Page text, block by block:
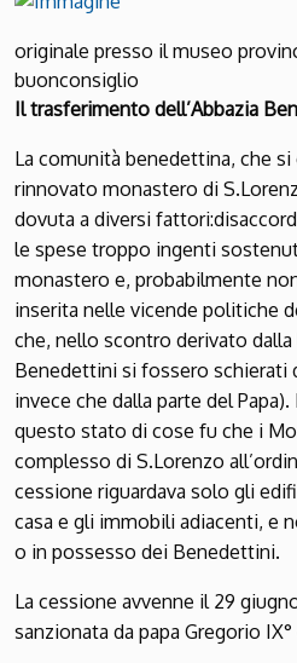
originale presso il museo
buonconsiglio
Il trasferimento dell’Abbazia
La comunità benedettina, che
rinnovato monastero di
dovuta a diversi
le spese troppo ingenti
monastero e, probabilmente
inserita nelle vicende politiche
che, nello scontro derivato
Benedettini si fossero schierati
invece che dalla parte del
questo stato di cose fu che i
complesso di S.Lorenzo
cessione riguardava solo gli
casa e gli immobili adiacenti, e
o in possesso dei Benedettini.
La cessione avvenne il 29
sanzionata da papa Gregorio